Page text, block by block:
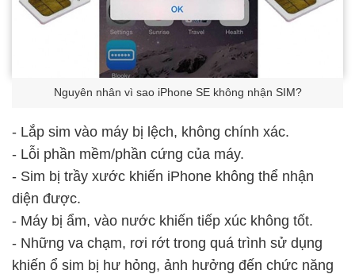
Nguyên nhân vì sao iPhone SE không nhận SIM?
- Lắp sim vào máy bị lệch, không chính xác.
- Lỗi phần mềm/phần cứng của máy.
- Sim bị trầy xước khiến iPhone không thể nhận
diện được.
- Máy bị ẩm, vào nước khiến tiếp xúc không tốt.
- Những va chạm, rơi rớt trong quá trình sử dụng
khiến ổ sim bị hư hỏng, ảnh hưởng đến chức năng